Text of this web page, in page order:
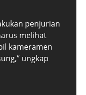
penjurian
melihat
kameramen
ungkap